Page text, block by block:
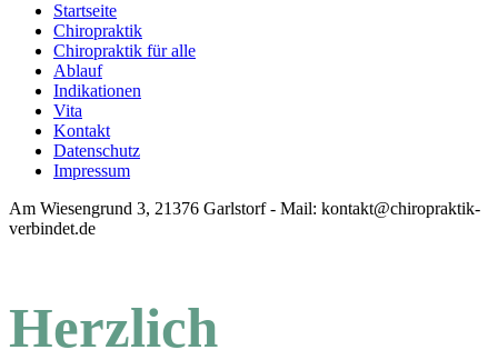
Startseite
Chiropraktik
Chiropraktik für alle
Ablauf
Indikationen
Vita
Kontakt
Datenschutz
Impressum
Am Wiesengrund 3, 21376 Garlstorf - Mail: kontakt@chiropraktik-
verbindet.de
Herzlich